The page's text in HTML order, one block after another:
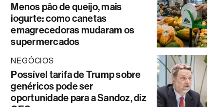
Menos pão de queijo, mais
iogurte: como canetas
emagrecedoras mudaram os
supermercados
NEGÓCIOS
Possível tarifa de Trump sobre
genéricos pode ser
oportunidade para a Sandoz, diz